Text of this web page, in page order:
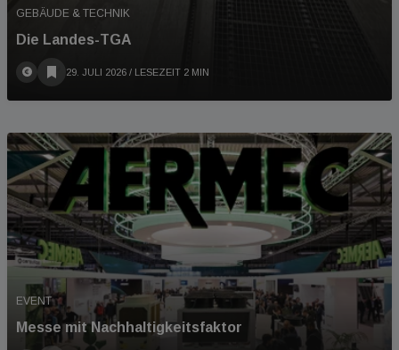
GEBÄUDE & TECHNIK
Die Landes-TGA
29. JULI 2026 / LESEZEIT 2 MIN
EVENT
Messe mit Nachhaltigkeitsfaktor